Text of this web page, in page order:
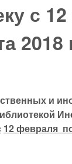
с
2018
и
12 февраля